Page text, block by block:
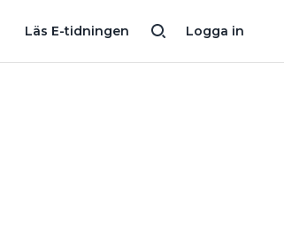
Logga in
Läs E-tidningen
VAR DET FEL ATT ANSLUTA EN 16 A